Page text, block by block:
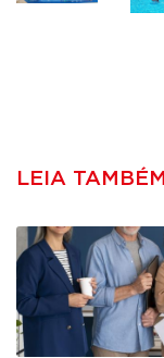
LEIA TAMBÉM